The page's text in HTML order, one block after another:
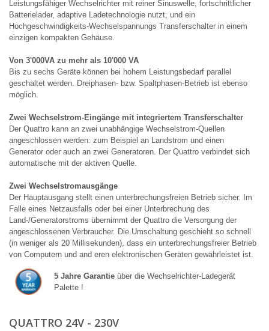
Leistungsfähiger Wechselrichter mit reiner Sinuswelle, fortschrittlicher
Batterielader, adaptive Ladetechnologie nutzt, und ein
Hochgeschwindigkeits-Wechselspannungs Transferschalter in einem
einzigen kompakten Gehäuse.
Von 3'000VA zu mehr als 10'000 VA
Bis zu sechs Geräte können bei hohem Leistungsbedarf parallel
geschaltet werden. Dreiphasen- bzw. Spaltphasen-Betrieb ist ebenso
möglich.
Zwei Wechselstrom-Eingänge mit integriertem Transferschalter
Der Quattro kann an zwei unabhängige Wechselstrom-Quellen
angeschlossen werden: zum Beispiel an Landstrom und einen
Generator oder auch an zwei Generatoren. Der Quattro verbindet sich
automatische mit der aktiven Quelle.
Zwei Wechselstromausgänge
Der Hauptausgang stellt einen unterbrechungsfreien Betrieb sicher. Im
Falle eines Netzausfalls oder bei einer Unterbrechung des
Land-/Generatorstroms übernimmt der Quattro die Versorgung der
angeschlossenen Verbraucher. Die Umschaltung geschieht so schnell
(in weniger als 20 Millisekunden), dass ein unterbrechungsfreier Betrieb
von Computern und and eren elektronischen Geräten gewährleistet ist.
5 Jahre Garantie über die Wechselrichter-Ladegerät
Palette !
QUATTRO 24V - 230V